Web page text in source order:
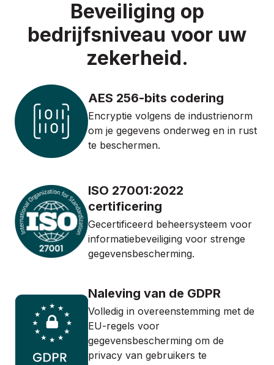
Beveiliging op
bedrijfsniveau voor uw
zekerheid.
AES 256-bits codering
Encryptie volgens de industrienorm
om je gegevens onderweg en in rust
te beschermen.
ISO 27001:2022
certificering
Gecertificeerd beheersysteem voor
informatiebeveiliging voor strenge
gegevensbescherming.
Naleving van de GDPR
Volledig in overeenstemming met de
EU-regels voor
gegevensbescherming om de
privacy van gebruikers te